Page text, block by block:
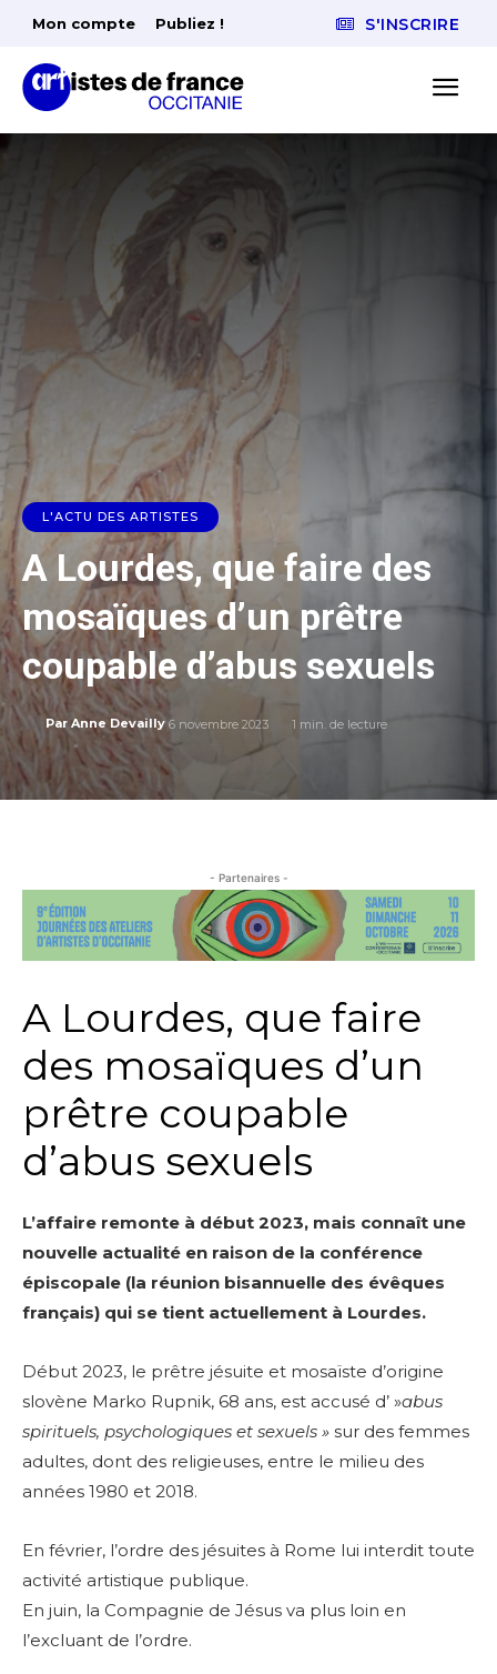
Mon compte Publiez ! S'INSCRIRE
L'ACTU DES ARTISTES
A Lourdes, que faire des
mosaïques d’un prêtre
coupable d’abus sexuels
Par Anne Devailly 6 novembre 2023 1 min. de lecture
- Partenaires -
A Lourdes, que faire
des mosaïques d’un
prêtre coupable
d’abus sexuels
L’affaire remonte à début 2023, mais connaît une
nouvelle actualité en raison de la conférence
épiscopale (la réunion bisannuelle des évêques
français) qui se tient actuellement à Lourdes.
Début 2023, le prêtre jésuite et mosaïste d’origine
slovène Marko Rupnik, 68 ans, est accusé d’ »abus
spirituels, psychologiques et sexuels » sur des femmes
adultes, dont des religieuses, entre le milieu des
années 1980 et 2018.
En février, l’ordre des jésuites à Rome lui interdit toute
activité artistique publique.
En juin, la Compagnie de Jésus va plus loin en
l’excluant de l’ordre.